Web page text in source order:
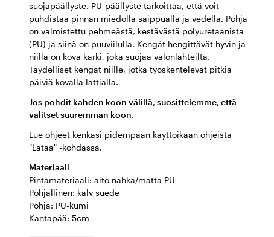
suojapäällyste. PU-päällyste tarkoittaa, että voit
puhdistaa pinnan miedolla saippualla ja vedellä. Pohja
on valmistettu pehmeästä, kestävästä polyuretaanista
(PU) ja siinä on puuviilulla. Kengät hengittävät hyvin ja
niillä on kova kärki, joka suojaa valonlähteiltä.
Täydelliset kengät niille, jotka työskentelevät pitkiä
päiviä kovalla lattialla.
Jos pohdit kahden koon välillä, suosittelemme, että
valitset suuremman koon.
Lue ohjeet kenkäsi pidempään käyttöikään ohjeista
"Lataa" -kohdassa.
Materiaali
Pintamateriaali: aito nahka/matta PU
Pohjallinen: kalv suede
Pohja: PU-kumi
Kantapää: 5cm